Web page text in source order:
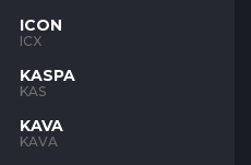
ICON
ICX
KASPA
KAS
KAVA
KAVA